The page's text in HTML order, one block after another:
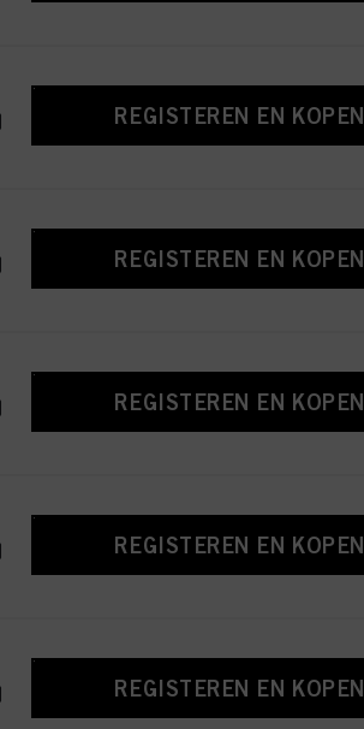
REGISTEREN EN KOPEN
REGISTEREN EN KOPEN
REGISTEREN EN KOPEN
REGISTEREN EN KOPEN
REGISTEREN EN KOPEN